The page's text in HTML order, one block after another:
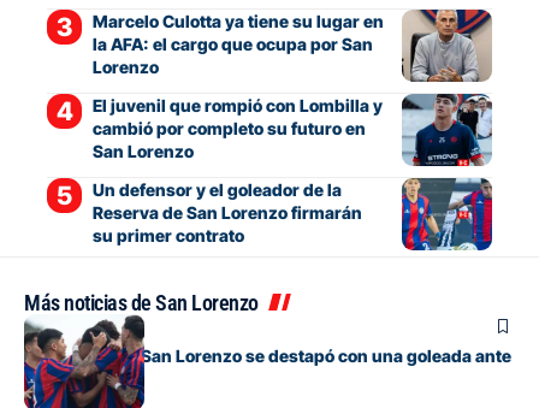
Marcelo Culotta ya tiene su lugar en
la AFA: el cargo que ocupa por San
Lorenzo
El juvenil que rompió con Lombilla y
cambió por completo su futuro en
San Lorenzo
Un defensor y el goleador de la
Reserva de San Lorenzo firmarán
su primer contrato
Más noticias de San Lorenzo
Juveniles
La Reserva de San Lorenzo se destapó con una goleada ante
Banfield